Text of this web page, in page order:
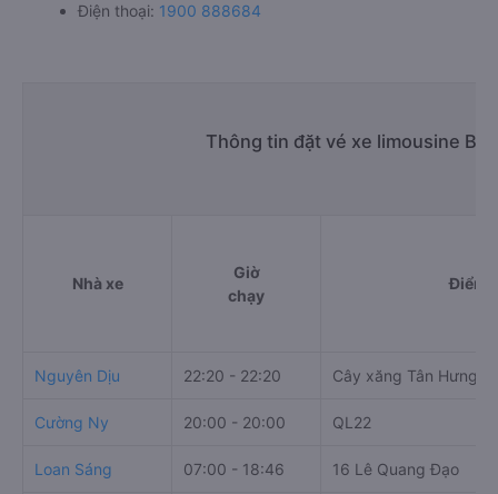
Điện thoại: 1900 888684
Thông tin đặt vé xe limousine
Nhà xe
Giờ
chạy
Điểm
Nguyên Dịu 22:20 - 22:20 Cây xăng Tân Hưng
Cường Ny 20:00 - 20:00 QL22
Loan Sáng 07:00 - 18:46 16 Lê Quang Đạo